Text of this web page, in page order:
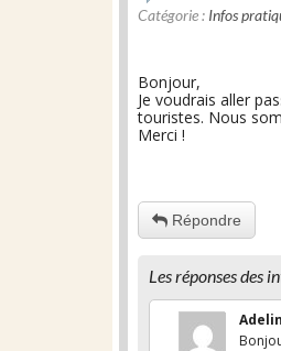
Catégorie : Infos
Bonjour,
Je voudrais aller
touristes. Nous
Merci !
Répondre
Les réponses des